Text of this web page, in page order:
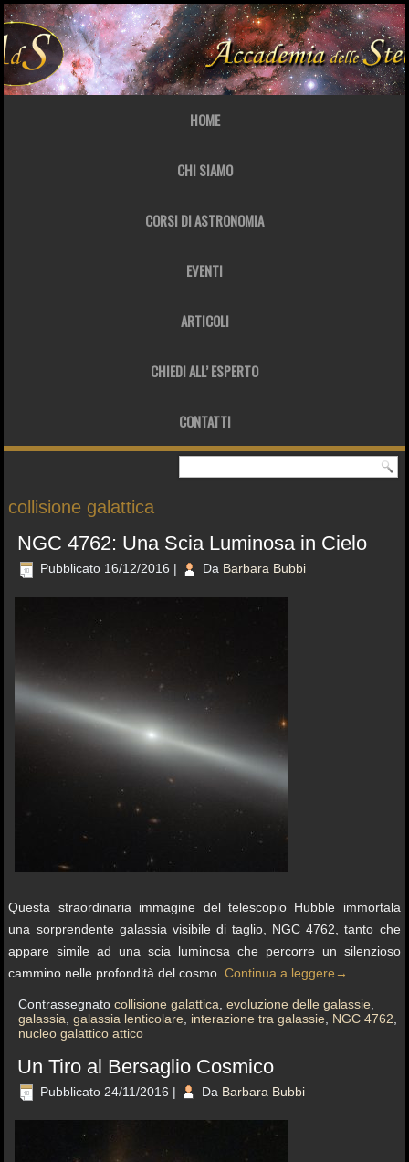
HOME
CHI SIAMO
CORSI DI ASTRONOMIA
EVENTI
ARTICOLI
CHIEDI ALL’ ESPERTO
CONTATTI
collisione galattica
NGC 4762: Una Scia Luminosa in Cielo
Pubblicato 16/12/2016 | Da Barbara Bubbi
Questa straordinaria immagine del telescopio Hubble immortala
una sorprendente galassia visibile di taglio, NGC 4762, tanto che
appare simile ad una scia luminosa che percorre un silenzioso
cammino nelle profondità del cosmo.Continua a leggere →
Contrassegnato collisione galattica ,evoluzione delle galassie
galassia ,galassia lenticolare interazione tra galassie NGC 4762
nucleo galattico attico
Un Tiro al Bersaglio Cosmico
Pubblicato 24/11/2016 | Da Barbara Bubbi